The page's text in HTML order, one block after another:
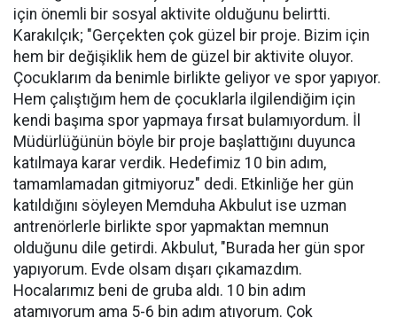
için önemli bir sosyal aktivite olduğunu belirtti.
Karakılçık; "Gerçekten çok güzel bir proje. Bizim için
hem bir değişiklik hem de güzel bir aktivite oluyor.
Çocuklarım da benimle birlikte geliyor ve spor yapıyor.
Hem çalıştığım hem de çocuklarla ilgilendiğim için
kendi başıma spor yapmaya fırsat bulamıyordum. İl
Müdürlüğünün böyle bir proje başlattığını duyunca
katılmaya karar verdik. Hedefimiz 10 bin adım,
tamamlamadan gitmiyoruz" dedi. Etkinliğe her gün
katıldığını söyleyen Memduha Akbulut ise uzman
antrenörlerle birlikte spor yapmaktan memnun
olduğunu dile getirdi. Akbulut, "Burada her gün spor
yapıyorum. Evde olsam dışarı çıkamazdım.
Hocalarımız beni de gruba aldı. 10 bin adım
atamıyorum ama 5-6 bin adım atıyorum. Çok